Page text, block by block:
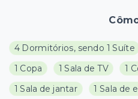
4 Dormitórios, sendo 1 Suíte
1 Copa
1 Sala de TV 1
1 Sala de jantar
1 Sala de